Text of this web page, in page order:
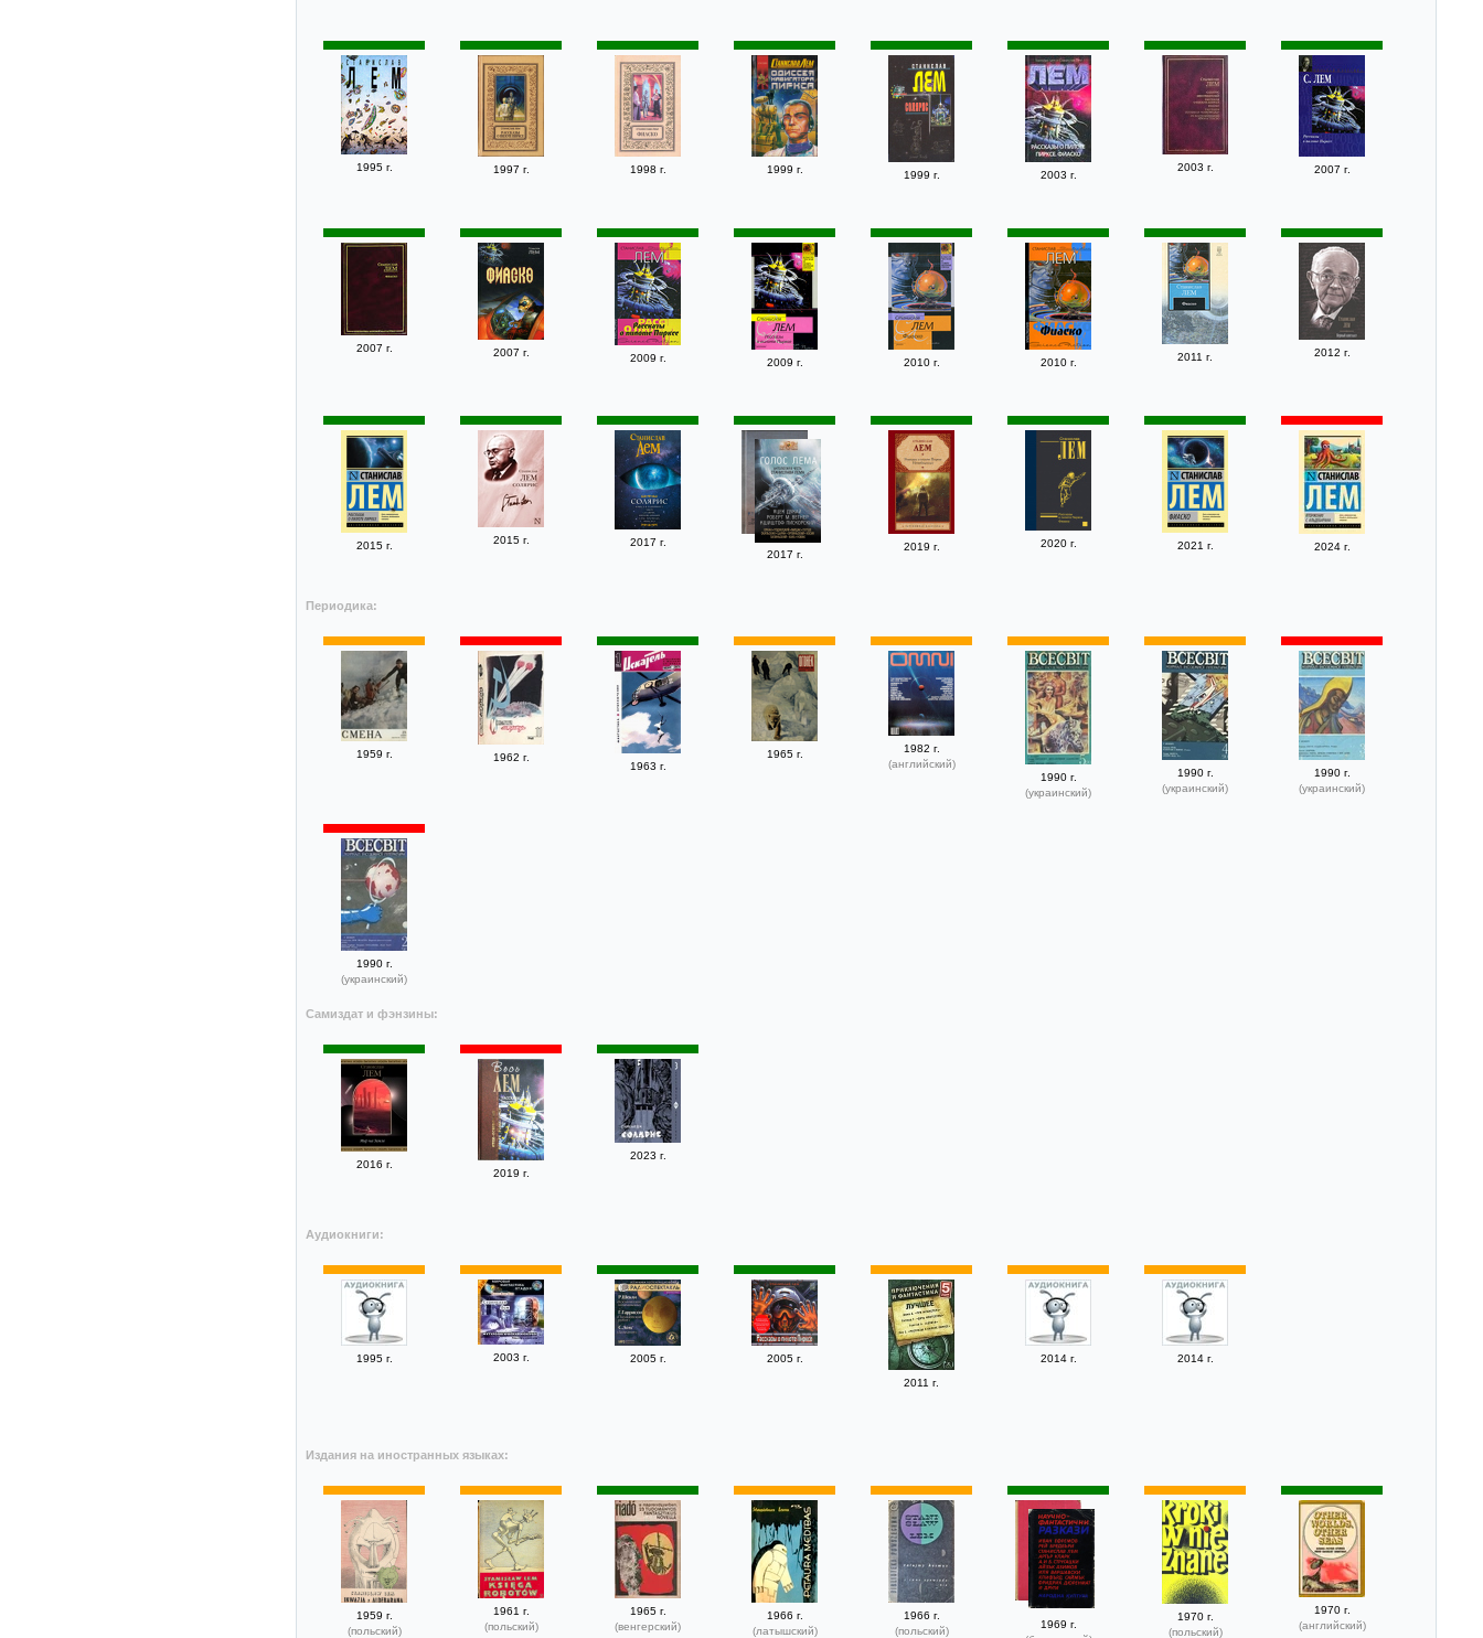
1995 г. 1997 г. 1998 г. 1999 г. 1999 г. 2003 г.
2003 г. 2007 г.
2007 г. 2007 г. 2009 г. 2009 г. 2010 г. 2010 г. 2011 г. 2012 г.
2015 г. 2015 г.
2017 г.
2017 г.
2019 г. 2020 г. 2021 г. 2024 г.
Периодика:
1959 г. 1962 г.
1963 г.
1965 г.
1982 г.
(английский)
1990 г.
(украинский)
1990 г.
(украинский)
1990 г.
(украинский)
1990 г.
(украинский)
Самиздат и фэнзины:
2016 г.
2019 г.
2023 г.
Аудиокниги:
1995 г. 2003 г. 2005 г.
2005 г.
2011 г.
2014 г. 2014 г.
Издания на иностранных языках:
1959 г.
(польский)
1961 г.
(польский)
1965 г.
(венгерский)
1966 г.
(латышский)
1966 г.
(польский)
1969 г.
1970 г.
(польский)
1970 г.
(английский)